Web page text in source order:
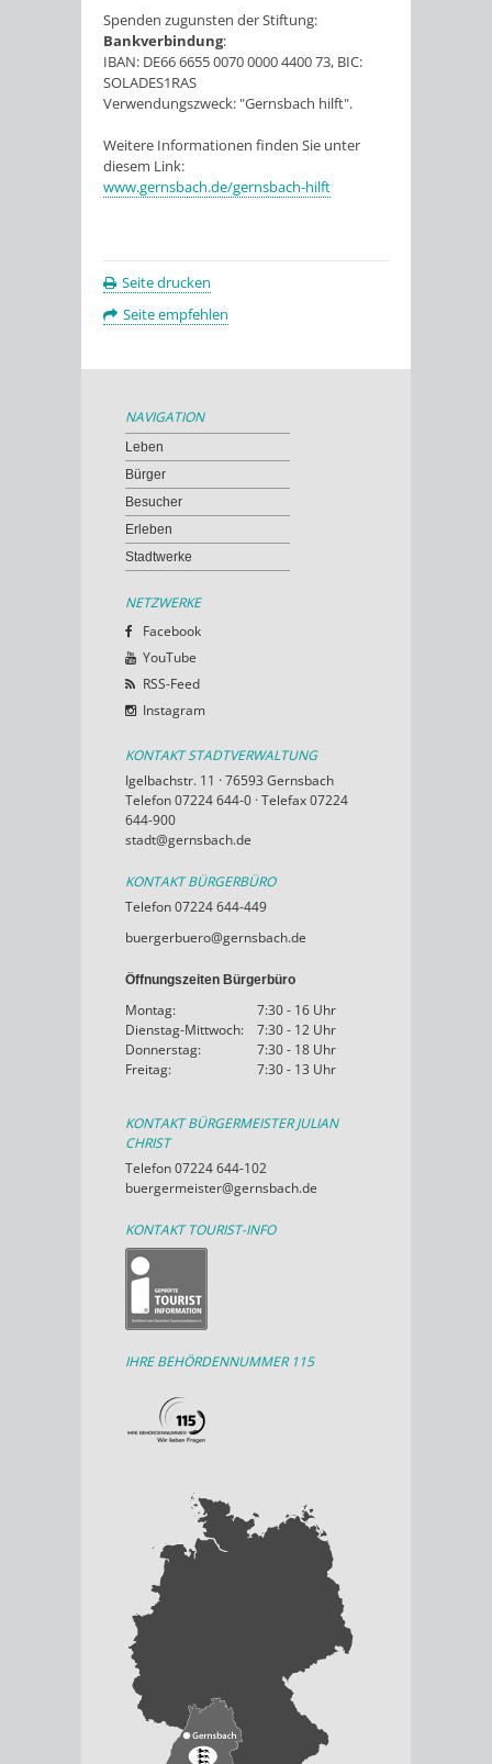
Spenden zugunsten der Stiftung:
Bankverbindung:
IBAN: DE66 6655 0070 0000 4400 73, BIC:
SOLADES1RAS
Verwendungszweck: "Gernsbach hilft".
Weitere Informationen finden Sie unter
diesem Link:
www.gernsbach.de/gernsbach-hilft
Seite drucken
Seite empfehlen
NAVIGATION
Leben
Bürger
Besucher
Erleben
Stadtwerke
NETZWERKE
Facebook
YouTube
RSS-Feed
Instagram
KONTAKT STADTVERWALTUNG
Igelbachstr. 11 · 76593 Gernsbach
Telefon 07224 644-0 · Telefax 07224
644-900
stadt@gernsbach.de
KONTAKT BÜRGERBÜRO
Telefon 07224 644-449
buergerbuero@gernsbach.de
Öffnungszeiten Bürgerbüro
Montag:
7:30 - 16 Uhr
Dienstag-Mittwoch:
7:30 - 12 Uhr
Donnerstag:
7:30 - 18 Uhr
Freitag:
7:30 - 13 Uhr
KONTAKT BÜRGERMEISTER JULIAN
CHRIST
Telefon 07224 644-102
buergermeister@gernsbach.de
KONTAKT TOURIST-INFO
IHRE BEHÖRDENNUMMER 115